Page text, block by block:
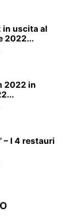
in uscita al
2022...
2022 in
– I 4 restauri